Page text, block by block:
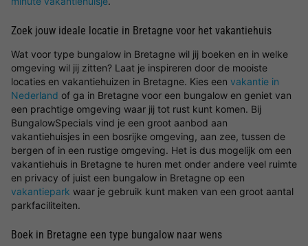
Zoek jouw ideale locatie in Bretagne voor het vakantiehuis
Wat voor type bungalow in Bretagne wil jij boeken en in welke
omgeving wil jij zitten? Laat je inspireren door de mooiste
locaties en vakantiehuizen in Bretagne. Kies een vakantie in
Nederland of ga in Bretagne voor een bungalow en geniet van
een prachtige omgeving waar jij tot rust kunt komen. Bij
BungalowSpecials vind je een groot aanbod aan
vakantiehuisjes in een bosrijke omgeving, aan zee, tussen de
bergen of in een rustige omgeving. Het is dus mogelijk om een
vakantiehuis in Bretagne te huren met onder andere veel ruimte
en privacy of juist een bungalow in Bretagne op een
vakantiepark waar je gebruik kunt maken van een groot aantal
parkfaciliteiten.
Boek in Bretagne een type bungalow naar wens